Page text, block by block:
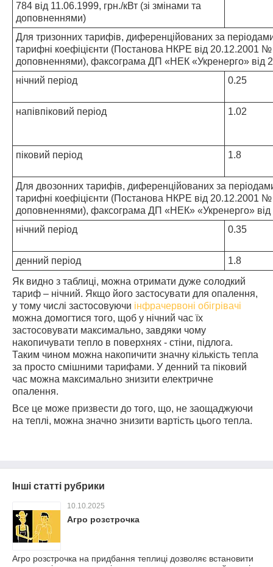
784 від 11.06.1999, грн./кВт (зі змінами та
доповненнями)
Для тризонних тарифів, диференційованих за
тарифні коефіцієнти (Постанова НКРЕ від 20.12.2001 №
доповненнями), факсограма ДП «НЕК «Укренерго» від
нічний період
0.25
напівпіковий період 1.02
піковий період 1.8
Для двозонних тарифів, диференційованих за
тарифні коефіцієнти (Постанова НКРЕ від 20.12.2001 №
доповненнями), факсограма ДП «НЕК» «Укренерго»
нічний період
0.35
денний період
1.8
Як видно з таблиці, можна отримати дуже солодкий
тариф – нічний. Якщо його застосувати для опалення,
у тому числі застосовуючи інфрачервоні обігрівачі
можна домогтися того, щоб у нічний час їх
застосовувати максимально, завдяки чому
накопичувати тепло в поверхнях - стіни, підлога.
Таким чином можна накопичити значну кількість тепла
за просто смішними тарифами. У денний та піковий
час можна максимально знизити електричне
опалення.
Все це може призвести до того, що, не заощаджуючи
на теплі, можна значно знизити вартість цього тепла.
Інші статті рубрики
10.10.2025
Агро розстрочка
Агро розстрочка на придбання теплиці дозволяє встановити